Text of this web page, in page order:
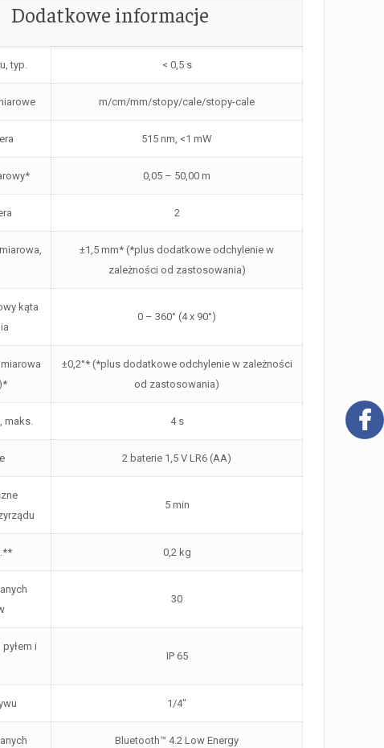
Dodatkowe informacje
typ. < 0,5 s
m/cm/mm/stopy/cale/stopy-cale
515 nm, <1 mW
0,05 – 50,00 m
2
±1,5 mm* (*plus dodatkowe odchylenie w
zależności od zastosowania)
kąta
0 – 360° (4 x 90°)
±0,2°* (*plus dodatkowe odchylenie w zależności
od zastosowania)
maks. 4 s
2 baterie 1,5 V LR6 (AA)
5 min
0,2 kg
30
i
IP 65
1/4″
Bluetooth™ 4.2 Low Energy